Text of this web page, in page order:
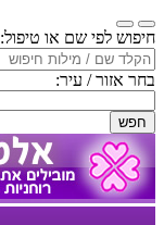
חיפוש לפי שם או טיפול:
בחר אזור / עיר:
חפש